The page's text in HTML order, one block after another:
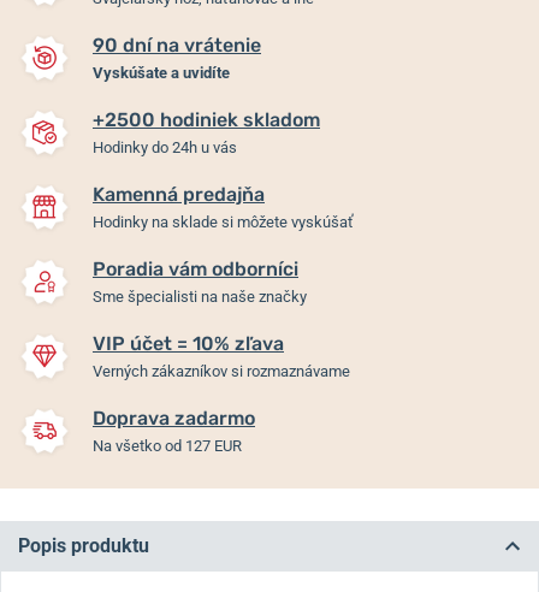
90 dní na vrátenie
Vyskúšate a uvidíte
+2500 hodiniek skladom
Hodinky do 24h u vás
Kamenná predajňa
Hodinky na sklade si môžete vyskúšať
Poradia vám odborníci
Sme špecialisti na naše značky
VIP účet = 10% zľava
Verných zákazníkov si rozmaznávame
Doprava zadarmo
Na všetko od 127 EUR
Popis produktu